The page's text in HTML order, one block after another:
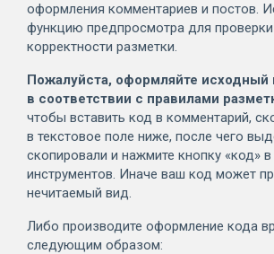
оформления комментариев и постов.
функцию предпросмотра для проверки
корректности разметки.
Пожалуйста, оформляйте исходный
в соответствии с правилами
чтобы вставить код в комментарий,
в текстовое поле ниже, после чего
скопировали и нажмите кнопку «код» в
инструментов. Иначе ваш код может
нечитаемый вид.
Либо производите оформление кода
следующим образом: